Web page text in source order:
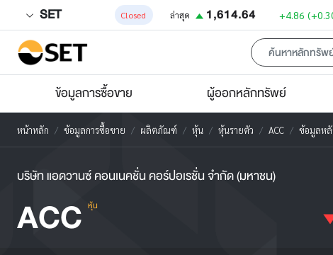
SET Closed ล่าสุด 1,614.64 +4.86
ข้อมูลการซื้อขาย ผู้ออกหลักทรัพย์
หน้าหลัก ข้อมูลการซื้อขาย ผลิตภัณฑ์ หุ้น หุ้นรายตัว ACC ข้อมูลห
บริษัท แอดวานซ์ คอนเนคชั่น คอร์ปอเรชั่น จำกัด (มหาชน)
ACC หุ้น